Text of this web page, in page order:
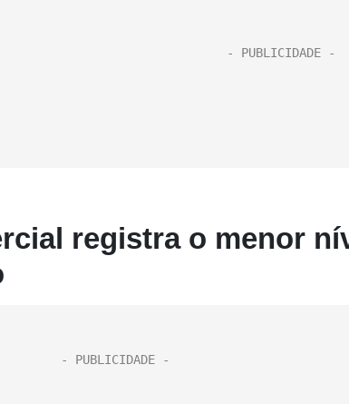
registra o menor